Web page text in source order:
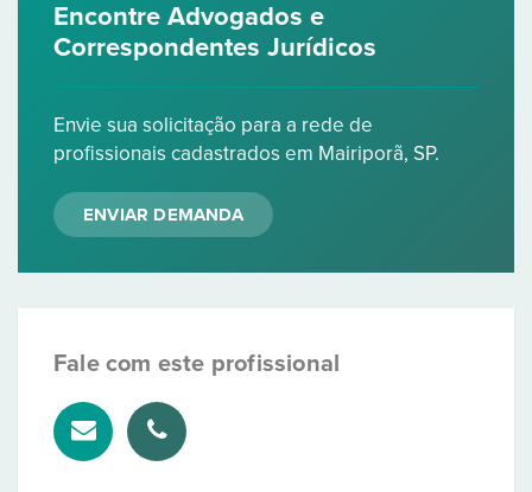
Encontre Advogados e
Correspondentes Jurídicos
Envie sua solicitação para a rede de
profissionais cadastrados em Mairiporã, SP.
ENVIAR DEMANDA
Fale com este profissional